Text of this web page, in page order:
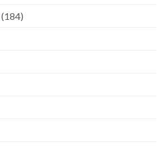
(184)